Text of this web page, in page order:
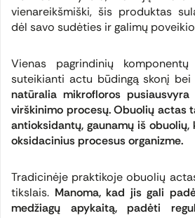
vienareikšmiški, šis produktas
dėl savo sudėties ir galimų
Vienas pagrindinių
suteikianti actu būdingą skonį bei
natūralia mikrofloros
virškinimo procesų. Obuolių actas
antioksidantų, gaunamų iš
oksidacinius procesus organizme.
Tradicinėje praktikoje obuolių
tikslais. Manoma, kad jis gali
medžiagų apykaitą, padėti